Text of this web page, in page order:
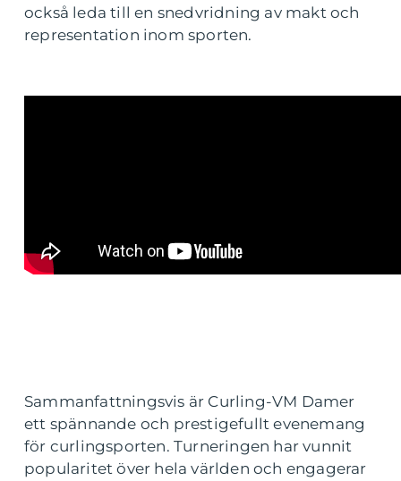
också leda till en snedvridning av makt och
representation inom sporten.
Sammanfattningsvis är Curling-VM Damer
ett spännande och prestigefullt evenemang
för curlingsporten. Turneringen har vunnit
popularitet över hela världen och engagerar